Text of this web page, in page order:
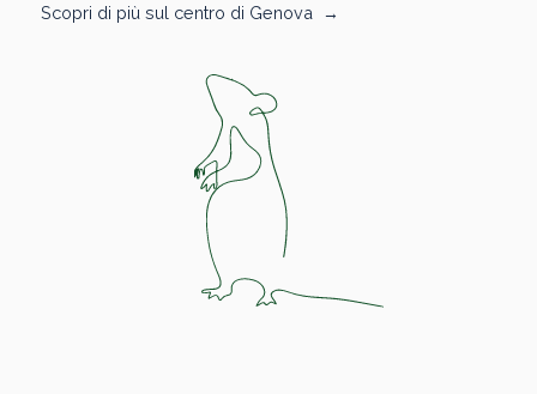
Scopri di più sul centro di Genova →